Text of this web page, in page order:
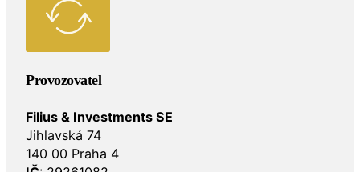
Provozovatel
Filius & Investments SE
Jihlavská 74
140 00 Praha 4